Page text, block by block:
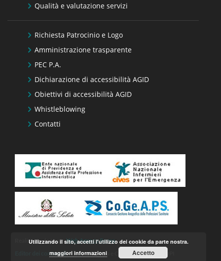
Qualità e valutazione servizi
Richiesta Patrocinio e Logo
Amministrazione trasparente
PEC P.A.
Dichiarazione di accessibilità AGID
Obiettivi di accessibilità AGID
Whistleblowing
Contatti
Realizzato da KeyinWeb Agency Roma
Editor dei contenuti– Ufficio Stampa e Comunicazione FNOPI
Utilizzando il sito, accetti l'utilizzo dei cookie da parte nostra.
maggiori informazioni
Accetto